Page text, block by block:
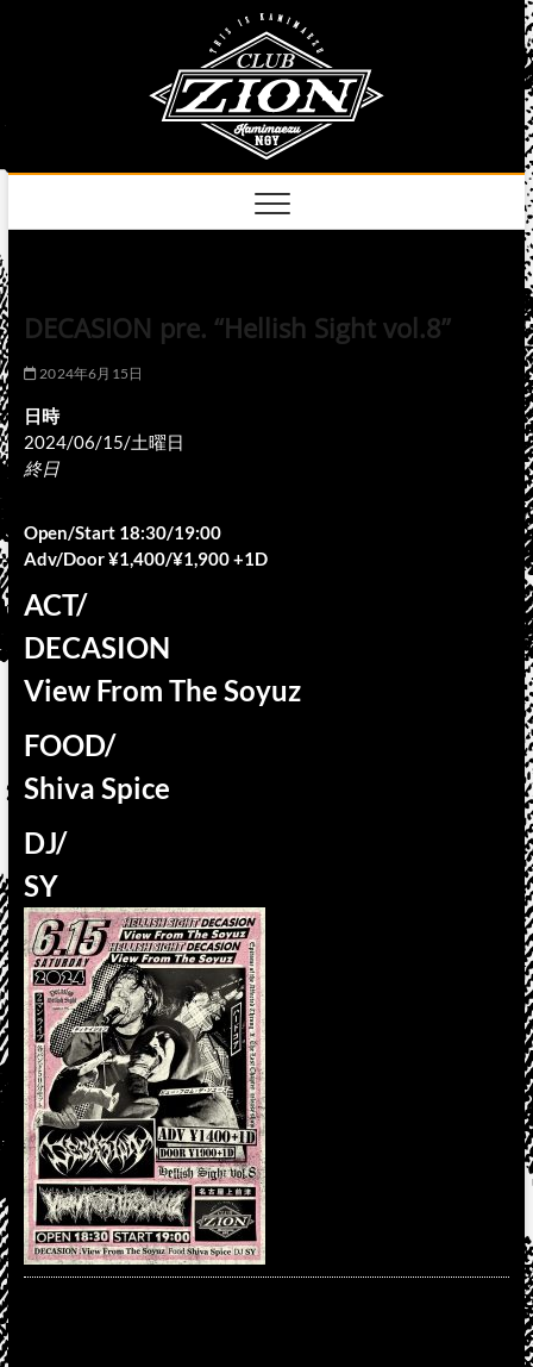
DECASION pre. “Hellish Sight vol.8”
2024年6月15日
日時
2024/06/15/土曜日
終日
Open/Start 18:30/19:00
Adv/Door ¥1,400/¥1,900 +1D
ACT/
DECASION
View From The Soyuz
FOOD/
Shiva Spice
DJ/
SY